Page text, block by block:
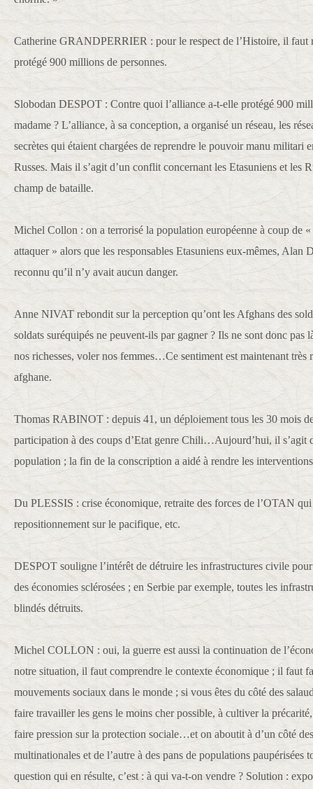
Catherine GRANDPERRIER : pour le respect de l’Histoire, il faut
protégé 900 millions de personnes.
Slobodan DESPOT : Contre quoi l’alliance a-t-elle protégé 900
madame ? L’alliance, à sa conception, a organisé un réseau, les
secrètes qui étaient chargées de reprendre le pouvoir manu militari
Russes. Mais il s’agit d’un conflit concernant les Etasuniens et les
champ de bataille.
Michel Collon : on a terrorisé la population européenne à coup de
attaquer » alors que les responsables Etasuniens eux-mêmes,
reconnu qu’il n’y avait aucun danger.
Anne NIVAT rebondit sur la perception qu’ont les Afghans des
soldats suréquipés ne peuvent-ils par gagner ? Ils ne sont donc pas
nos richesses, voler nos femmes…Ce sentiment est maintenant très
afghane.
Thomas RABINOT : depuis 41, un déploiement tous les 30 mois
participation à des coups d’Etat genre Chili…Aujourd’hui, il s’agit
population ; la fin de la conscription a aidé à rendre les
Du PLESSIS : crise économique, retraite des forces de l’OTAN
repositionnement sur le pacifique, etc.
DESPOT souligne l’intérêt de détruire les infrastructures civile
des économies sclérosées ; en Serbie par exemple, toutes les
blindés détruits.
Michel COLLON : oui, la guerre est aussi la continuation de
notre situation, il faut comprendre le contexte économique ; il faut
mouvements sociaux dans le monde ; si vous êtes du côté des
faire travailler les gens le moins cher possible, à cultiver la
faire pression sur la protection sociale…et on aboutit à d’un côté
multinationales et de l’autre à des pans de populations paupérisées
question qui en résulte, c’est : à qui va-t-on vendre ? Solution :